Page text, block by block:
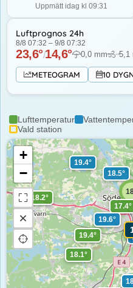
Uppmätt idag kl 09:31
Luftprognos 24h
8/8 07:32 – 9/8 07:32
23,6°/14,6° 0,0 mm ↓5,1
METEOGRAM 10
Lufttemperatur
Vald station
17.4°
18.2°
19.4°
18.1°
19.6°
18.5°
19.4°
+
−